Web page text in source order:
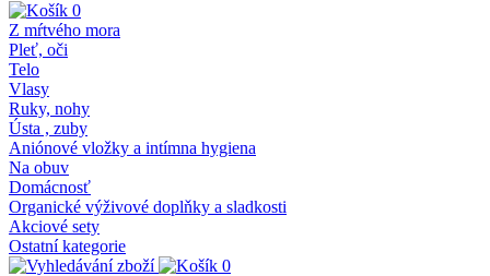
0
Z mŕtvého mora
Pleť, oči
Telo
Vlasy
Ruky, nohy
Ústa , zuby
Aniónové vložky a intímna hygiena
Na obuv
Domácnosť
Organické výživové doplňky a sladkosti
Akciové sety
Ostatní kategorie
0